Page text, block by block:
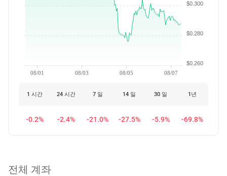
08/01 08/03 08/05 08/07
$0.260
$0.280
$0.300
1 시간 24 시간 7 일 14 일 30 일 1년
-0.2% -2.4% -21.0% -27.5% -5.9% -69.8%
전체 계좌